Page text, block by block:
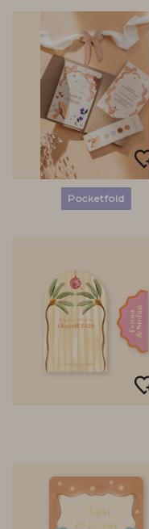
Pocketfold